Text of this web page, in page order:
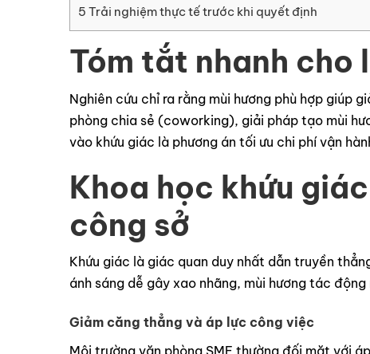
5 Trải nghiệm thực tế trước khi quyết định
Tóm tắt nhanh cho
Nghiên cứu chỉ ra rằng mùi hương phù hợp giúp
phòng chia sẻ (coworking), giải pháp tạo mùi
vào khứu giác là phương án tối ưu chi phí vận
Khoa học khứu
công sở
Khứu giác là giác quan duy nhất dẫn truyền
ánh sáng dễ gây xao nhãng, mùi hương tác
Giảm căng thẳng và áp lực công việc
Môi trường văn phòng SME thường đối mặt với